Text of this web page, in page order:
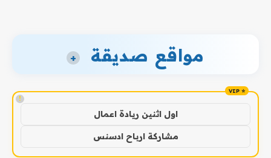
مواقع صديقة +
!
اول اثنين ريادة اعمال
مشاركة ارباح ادسنس